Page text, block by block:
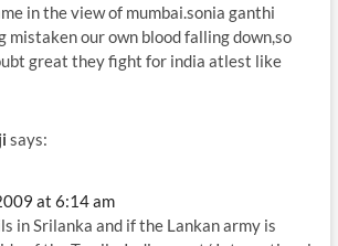
in the view of mumbai.sonia ganthi
mistaken our own blood falling down,so
great they fight for india atlest like
says:
at 6:14 am
in Srilanka and if the Lankan army is